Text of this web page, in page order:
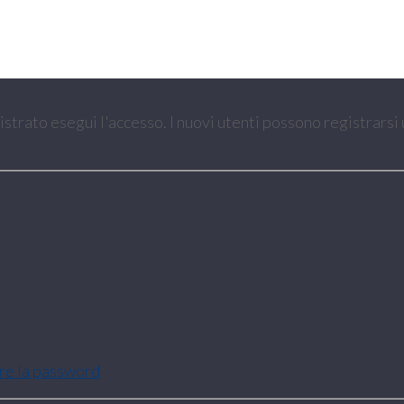
esegui l'accesso. I nuovi utenti possono
la password